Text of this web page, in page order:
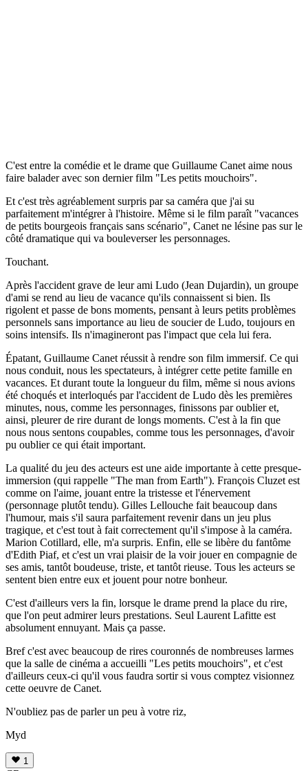
C'est entre la comédie et le drame que Guillaume Canet aime nous
faire balader avec son dernier film "Les petits mouchoirs".
Et c'est très agréablement surpris par sa caméra que j'ai su
parfaitement m'intégrer à l'histoire. Même si le film paraît "vacances
de petits bourgeois français sans scénario", Canet ne lésine pas sur le
côté dramatique qui va bouleverser les personnages.
Touchant.
Après l'accident grave de leur ami Ludo (Jean Dujardin), un groupe
d'ami se rend au lieu de vacance qu'ils connaissent si bien. Ils
rigolent et passe de bons moments, pensant à leurs petits problèmes
personnels sans importance au lieu de soucier de Ludo, toujours en
soins intensifs. Ils n'imagineront pas l'impact que cela lui fera.
Épatant, Guillaume Canet réussit à rendre son film immersif. Ce qui
nous conduit, nous les spectateurs, à intégrer cette petite famille en
vacances. Et durant toute la longueur du film, même si nous avions
été choqués et interloqués par l'accident de Ludo dès les premières
minutes, nous, comme les personnages, finissons par oublier et,
ainsi, pleurer de rire durant de longs moments. C'est à la fin que
nous nous sentons coupables, comme tous les personnages, d'avoir
pu oublier ce qui était important.
La qualité du jeu des acteurs est une aide importante à cette presque-
immersion (qui rappelle "The man from Earth"). François Cluzet est
comme on l'aime, jouant entre la tristesse et l'énervement
(personnage plutôt tendu). Gilles Lellouche fait beaucoup dans
l'humour, mais s'il saura parfaitement revenir dans un jeu plus
tragique, et c'est tout à fait correctement qu'il s'impose à la caméra.
Marion Cotillard, elle, m'a surpris. Enfin, elle se libère du fantôme
d'Edith Piaf, et c'est un vrai plaisir de la voir jouer en compagnie de
ses amis, tantôt boudeuse, triste, et tantôt rieuse. Tous les acteurs se
sentent bien entre eux et jouent pour notre bonheur.
C'est d'ailleurs vers la fin, lorsque le drame prend la place du rire,
que l'on peut admirer leurs prestations. Seul Laurent Lafitte est
absolument ennuyant. Mais ça passe.
Bref c'est avec beaucoup de rires couronnés de nombreuses larmes
que la salle de cinéma a accueilli "Les petits mouchoirs", et c'est
d'ailleurs ceux-ci qu'il vous faudra sortir si vous comptez visionnez
cette oeuvre de Canet.
N'oubliez pas de parler un peu à votre riz,
Myd
1